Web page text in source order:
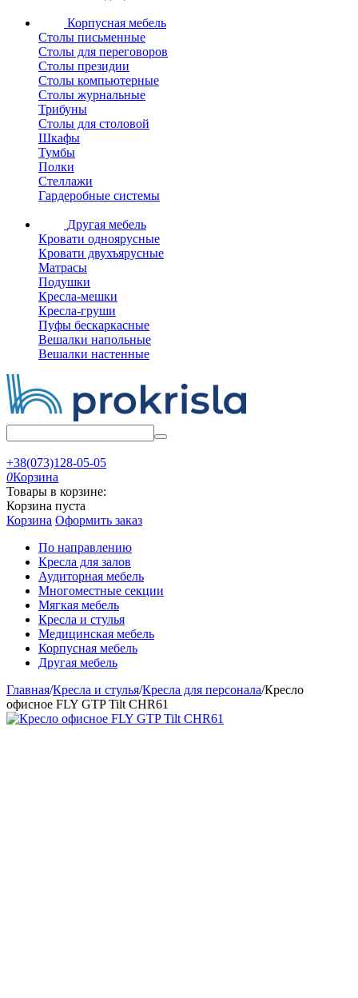
Корпусная мебель
Столы письменные
Столы для переговоров
Столы президии
Столы компьютерные
Столы журнальные
Трибуны
Столы для столовой
Шкафы
Тумбы
Полки
Стеллажи
Гардеробные системы
Другая мебель
Кровати одноярусные
Кровати двухъярусные
Матрасы
Подушки
Кресла-мешки
Кресла-груши
Пуфы бескаркасные
Вешалки напольные
Вешалки настенные
+38(073)128-05-05
0Корзина
Товары в корзине:
Корзина пуста
Корзина Оформить заказ
По направлению
Кресла для залов
Аудиторная мебель
Многоместные секции
Мягкая мебель
Кресла и стулья
Медицинская мебель
Корпусная мебель
Другая мебель
Главная/Кресла и стулья/Кресла для персонала/Кресло
офисное FLY GTP Tilt CHR61